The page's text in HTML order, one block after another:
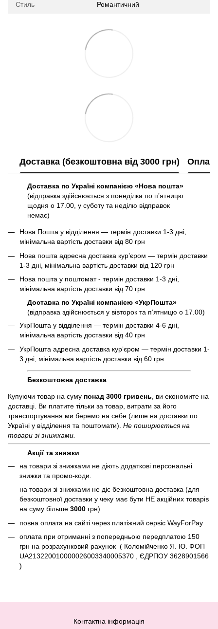
Стиль Романтичний
Доставка (безкоштовна від 3000 грн)
Доставка по Україні компанією «Нова пошта»
(відправка здійснюється з понеділка по пʼятницю
щодня о 17.00, у суботу та неділю відправок
немає)
Нова Пошта у відділення — термін доставки 1-3 дні,
мінімальна вартість доставки від 80 грн
Нова пошта адресна доставка курʼєром — термін доставки
1-3 дні, мінімальна вартість доставки від 120 грн
Нова пошта у поштомат - термін доставки 1-3 дні,
мінімальна вартість доставки від 70 грн
Доставка по Україні компанією «УкрПошта»
(відправка здійснюється у вівторок та пʼятницю о 17.00)
УкрПошта у відділення — термін доставки 4-6 дні,
мінімальна вартість доставки від 40 грн
УкрПошта адресна доставка курʼєром — термін доставки 1-
3 дні, мінімальна вартість доставки від 60 грн
Безкоштовна доставка
Купуючи товар на суму понад 3000 гривень , ви економите на
доставці. Ви платите тільки за товар, витрати за його
транспортування ми беремо на себе (лише на доставки по
Україні у відділення та поштомати). Не поширюється на
товари зі знижками.
Акції та знижки
на товари зі знижками не діють додаткові персональні
знижки та промо-коди.
на товари зі знижками не діє безкоштовна доставка (для
безкоштовної доставки у чеку має бути НЕ акційних товарів
на суму більше 3000 грн)
повна оплата на сайті через платіжний сервіc WayForPay
оплата при отриманні з попередньою передплатою 150
грн на розрахунковий рахунок ( Коломійченко Я. Ю. ФОП
UA213220010000026003340005370 , ЄДРПОУ 3628901566
)
Контактна інформація